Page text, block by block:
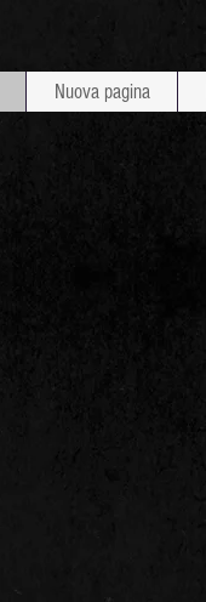
Nuova pagina